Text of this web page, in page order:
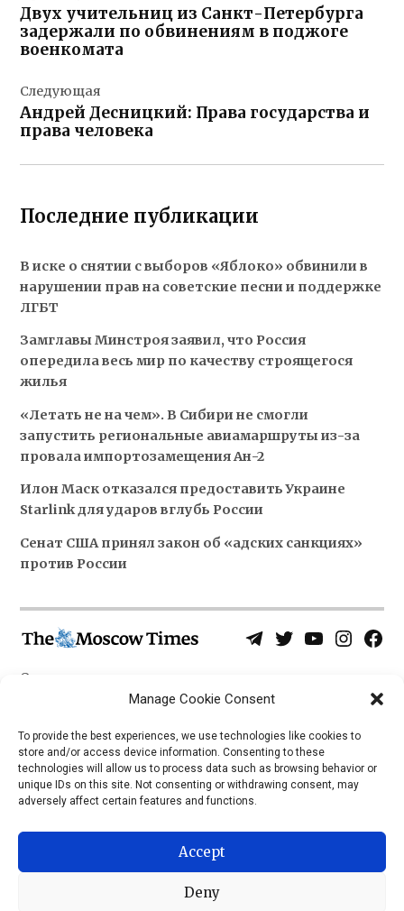
Manage Cookie Consent
To provide the best experiences, we use technologies like cookies to
store and/or access device information. Consenting to these
technologies will allow us to process data such as browsing behavior or
unique IDs on this site. Not consenting or withdrawing consent, may
adversely affect certain features and functions.
Accept
Deny
записям
Двух учительниц из Санкт-Петербурга
задержали по обвинениям в поджоге
военкомата
Следующая
Андрей Десницкий: Права государства и
права человека
Последние публикации
В иске о снятии с выборов «Яблоко» обвинили в
нарушении прав на советские песни и поддержке
ЛГБТ
Замглавы Минстроя заявил, что Россия
опередила весь мир по качеству строящегося
жилья
«Летать не на чем». В Сибири не смогли
запустить региональные авиамаршруты из-за
провала импортозамещения Ан-2
Илон Маск отказался предоставить Украине
Starlink для ударов вглубь России
Сенат США принял закон об «адских санкциях»
против России
Telegram
TwitterYouTubeInstagram
О нас
Политика конфиденциальности
iOS
Android